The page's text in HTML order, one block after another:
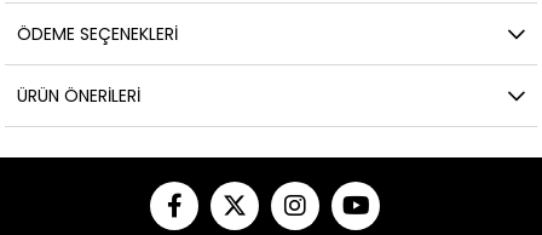
ÖDEME SEÇENEKLERI
ÜRÜN ÖNERILERI